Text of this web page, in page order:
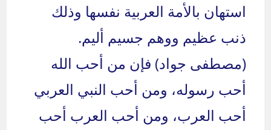
استهان بالأمة العربية نفسها وذلك
ذنب عظيم ووهم جسيم أليم.
(مصطفى جواد) فإن من أحب الله
أحب رسوله، ومن أحب النبي العربي
أحب العرب، ومن أحب العرب أحب